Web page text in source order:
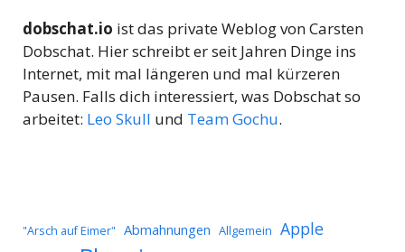
dobschat.io ist das private Weblog von Carsten
Dobschat. Hier schreibt er seit Jahren Dinge ins
Internet, mit mal längeren und mal kürzeren
Pausen. Falls dich interessiert, was Dobschat so
arbeitet: Leo Skull und Team Gochu.
"Arsch auf Eimer" Abmahnungen Allgemein Apple